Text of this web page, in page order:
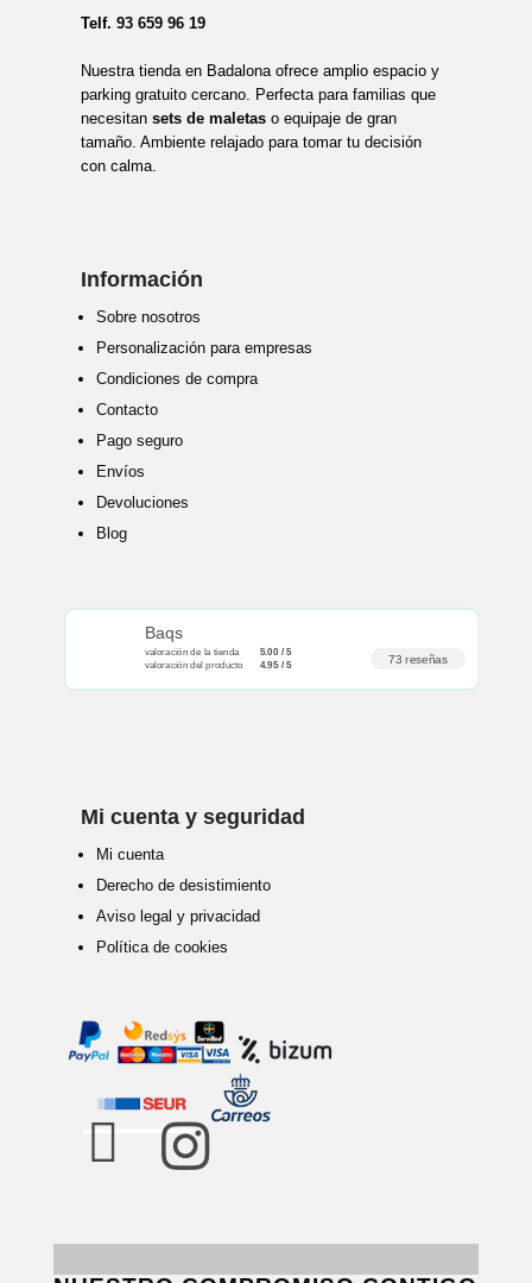
Telf. 93 659 96 19
Nuestra tienda en Badalona ofrece amplio espacio y
parking gratuito cercano. Perfecta para familias que
necesitan sets de maletaso equipaje de gran
tamaño. Ambiente relajado para tomar tu decisión
con calma.
Información
Sobre nosotros
Personalización para empresas
Condiciones de compra
Contacto
Pago seguro
Envíos
Devoluciones
Blog
Baqs
valoración de la tienda 5.00 / 5
valoración del producto 4.95 / 5 73 reseñas
Mi cuenta y seguridad
Mi cuenta
Derecho de desistimiento
Aviso legal y privacidad
Política de cookies
 